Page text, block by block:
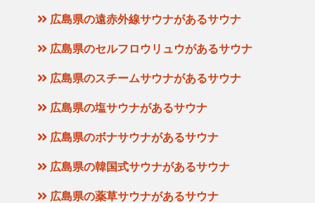
広島県の遠赤外線サウナがあるサウナ
広島県のセルフロウリュウがあるサウナ
広島県のスチームサウナがあるサウナ
広島県の塩サウナがあるサウナ
広島県のボナサウナがあるサウナ
広島県の韓国式サウナがあるサウナ
広島県の薬草サウナがあるサウナ